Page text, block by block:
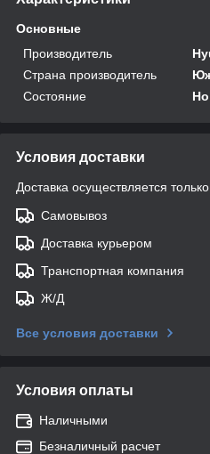
Основные
Производитель
Страна производитель
Состояние
Условия доставки
Доставка осуществляется
Самовывоз
Доставка курьером
Транспортная компания
Ж/Д
Все условия доставки
Условия оплаты
Наличными
Безналичный расчет